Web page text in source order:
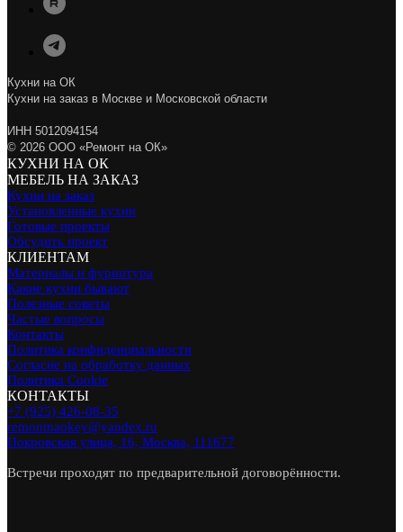
Кухни на ОК
Кухни на заказ в Москве и Московской области
ИНН 5012094154
© 2026 ООО «Ремонт на ОК»
КУХНИ НА ОК
МЕБЕЛЬ НА ЗАКАЗ
Кухни на заказ
Установленные кухни
Готовые проекты
Обсудить проект
КЛИЕНТАМ
Материалы и фурнитура
Какие кухни бывают
Полезные советы
Частые вопросы
Контакты
Политика конфиденциальности
Согласие на обработку данных
Политика Cookie
КОНТАКТЫ
+7 (925) 426-08-35
remontnaokey@yandex.ru
Покровская улица, 16, Москва, 111677
Встречи проходят по предварительной договорённости.